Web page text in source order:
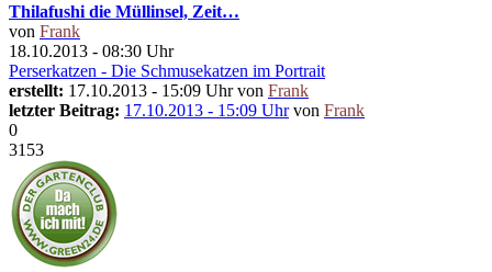
Thilafushi die Müllinsel, Zeit…
von Frank
18.10.2013 - 08:30 Uhr
Perserkatzen - Die Schmusekatzen im Portrait
erstellt: 17.10.2013 - 15:09 Uhr von Frank
letzter Beitrag: 17.10.2013 - 15:09 Uhrvon Frank
0
3153